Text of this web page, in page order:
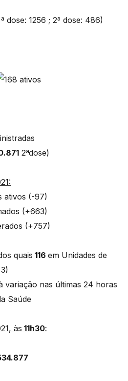
dose: 1256 ; 2ª dose: 486)
2ªdose)
ativos (-97)
(+663)
(+757)
quais 116 em Unidades de
variação nas últimas 24 horas
Saúde
às 11h30: